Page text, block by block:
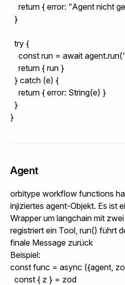
return { error: "Agent
  }
  try {
const run = await
    return { run }
  } catch (e) {
    return { error: String(e) }
  }
}
Agent
orbitype workflow functions
injiziertes agent-Objekt. Es ist
Wrapper um langchain mit
registriert ein Tool, run() führt
finale Message zurück
Beispiel:
const func = async ({agent,
  const { z } = zod